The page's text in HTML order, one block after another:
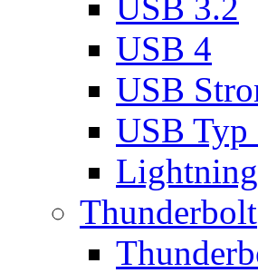
USB 4
USB
USB Typ
Thunderbolt